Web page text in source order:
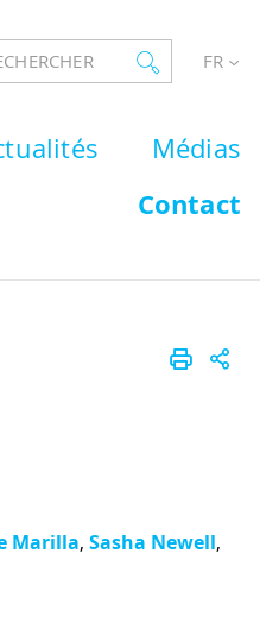
FR
Médias
Contact
Marilla,Sasha Newell,